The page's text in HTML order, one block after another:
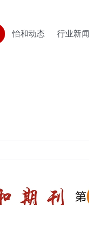
怡和动态 行业新闻